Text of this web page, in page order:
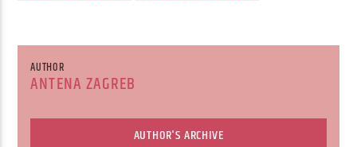
AUTHOR
ANTENA ZAGREB
AUTHOR'S ARCHIVE